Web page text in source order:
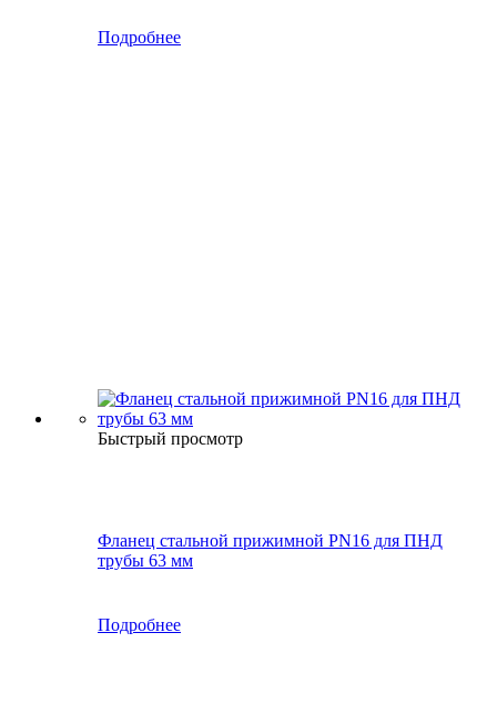
Подробнее
Быстрый просмотр
Фланец стальной прижимной PN16 для ПНД
трубы 63 мм
Подробнее